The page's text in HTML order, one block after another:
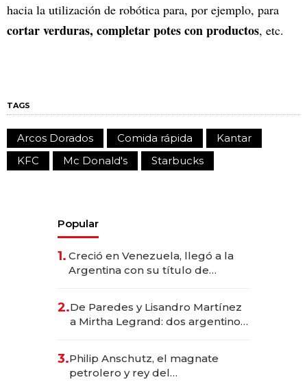
hacia la utilización de robótica para, por ejemplo, para
cortar verduras, completar potes con productos, etc.
TAGS
Arcos Dorados Comida rápida
Kantar
KFC
Mc Donald's Starbucks
Popular
1. Creció en Venezuela, llegó a la
Argentina con su título de
las marcas "fast premium"
2.De Paredes y Lisandro Martínez
a Mirtha Legrand: dos argentinos
3.Philip Anschutz, el magnate
petrolero y rey del